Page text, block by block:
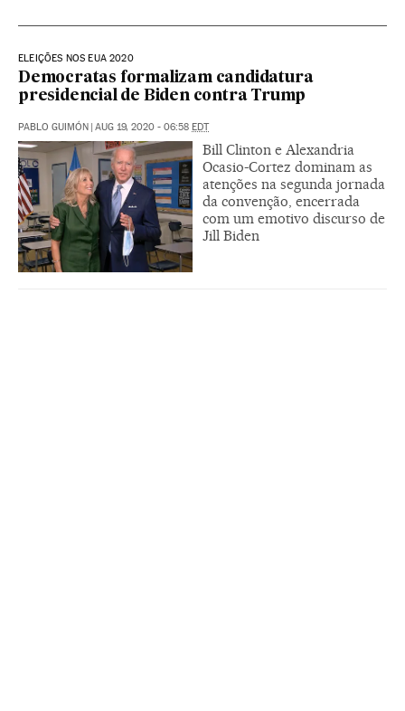
ELEIÇÕES NOS EUA 2020
Democratas formalizam candidatura
presidencial de Biden contra Trump
PABLO GUIMÓN AUG 19, 2020 - 06:58 EDT
Bill Clinton e Alexandria
Ocasio-Cortez dominam as
atenções na segunda jornada
da convenção, encerrada
com um emotivo discurso de
Jill Biden